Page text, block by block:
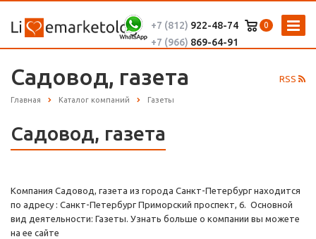
0
+7 (812) 922-48-74
+7 (966) 869-64-91
RSS
Садовод, газета
Главная Каталог компаний Газеты
Садовод, газета
Компания Садовод, газета из города Санкт-Петербург находится
по адресу : Санкт-Петербург Приморский проспект, 6. Основной
вид деятельности: Газеты. Узнать больше о компании вы можете
на ее сайте